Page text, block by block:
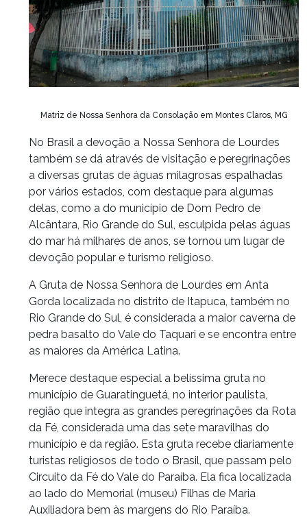
Matriz de Nossa Senhora da Consolação em Montes Claros, MG
No Brasil a devoção a Nossa Senhora de Lourdes
também se dá através de visitação e peregrinações
a diversas grutas de águas milagrosas espalhadas
por vários estados, com destaque para algumas
delas, como a do município de Dom Pedro de
Alcântara, Rio Grande do Sul, esculpida pelas águas
do mar há milhares de anos, se tornou um lugar de
devoção popular e turismo religioso.
A Gruta de Nossa Senhora de Lourdes em Anta
Gorda localizada no distrito de Itapuca, também no
Rio Grande do Sul, é considerada a maior caverna de
pedra basalto do Vale do Taquari e se encontra entre
as maiores da América Latina.
Merece destaque especial a belíssima gruta no
município de Guaratinguetá, no interior paulista,
região que integra as grandes peregrinações da Rota
da Fé, considerada uma das sete maravilhas do
município e da região. Esta gruta recebe diariamente
turistas religiosos de todo o Brasil, que passam pelo
Circuito da Fé do Vale do Paraíba. Ela fica localizada
ao lado do Memorial (museu) Filhas de Maria
Auxiliadora bem às margens do Rio Paraíba.